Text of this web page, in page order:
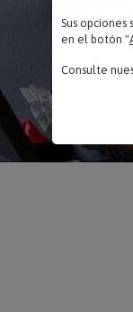
Sus
en el botón "
Consulte